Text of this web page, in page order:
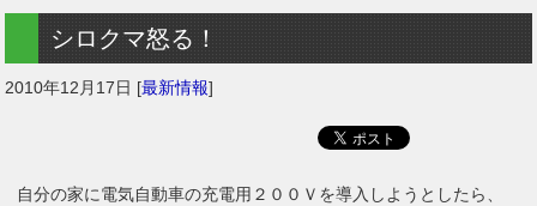
シロクマ怒る！
2010年12月17日 [最新情報]
自分の家に電気自動車の充電用２００Ｖを導入しようとしたら、